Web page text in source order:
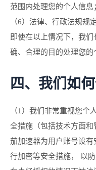
范围内处理您的个人信息
（6）法律、行政法规规
即使在以上情况下，我
确、合理的目的处理您的
四、我们如
（1）我们非常重视您个
全措施（包括技术方面
茄加速器为用户账号设
行加密等安全措施， 以